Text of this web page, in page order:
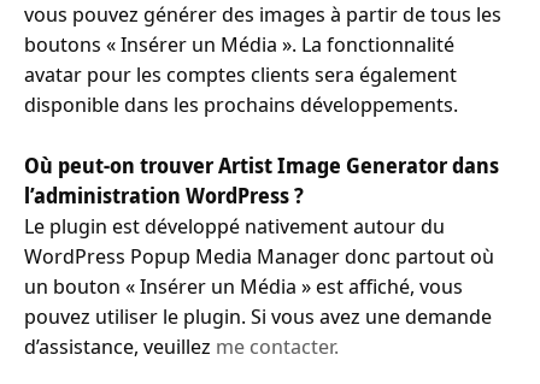
vous pouvez générer des images à partir de tous les
boutons « Insérer un Média ». La fonctionnalité
avatar pour les comptes clients sera également
disponible dans les prochains développements.
Où peut-on trouver Artist Image Generator dans
l’administration WordPress ?
Le plugin est développé nativement autour du
WordPress Popup Media Manager donc partout où
un bouton « Insérer un Média » est affiché, vous
pouvez utiliser le plugin. Si vous avez une demande
d’assistance, veuillez me contacter.